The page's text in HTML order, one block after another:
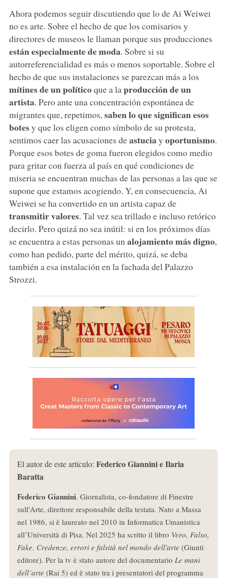
Ahora podemos seguir discutiendo que lo de Ai Weiwei
no es arte. Sobre el hecho de que los comisarios y
directores de museos le llaman porque sus producciones
están especialmente de moda. Sobre si su
autorreferencialidad es más o menos soportable. Sobre el
hecho de que sus instalaciones se parezcan más a los
mítines de un políticoque a la producción de un
artista. Pero ante una concentración espontánea de
migrantes que, repetimos, saben lo que significan esos
botesy que los eligen como símbolo de su protesta,
sentimos caer las acusaciones deastuciay oportunismo.
Porque esos botes de goma fueron elegidos como medio
para gritar con fuerza al país en qué condiciones de
miseria se encuentran muchas de las personas a las que se
supone que estamos acogiendo. Y, en consecuencia, Ai
Weiwei se ha convertido en un artista capaz de
transmitir valores. Tal vez sea trillado e incluso retórico
decirlo. Pero quizá no sea inútil: si en los próximos días
se encuentra a estas personas un alojamiento más digno,
como han pedido, parte del mérito, quizá, se deba
también a esa instalación en la fachada del Palazzo
Strozzi.
El autor de este artículo: Federico Giannini e Ilaria
Baratta
Federico Giannini. Giornalista, co-fondatore di Finestre
sull'Arte, direttore responsabile della testata. Nato a Massa
nel 1986, si è laureato nel 2010 in Informatica Umanistica
all’Università di Pisa. Nel 2025 ha scritto il libro Vero, Falso,
Fake. Credenze, errori e falsità nel mondo dell'arte (Giunti
editore). Per la tv è stato autore del documentario Le mani
dell’arte (Rai 5) ed è stato tra i presentatori del programma